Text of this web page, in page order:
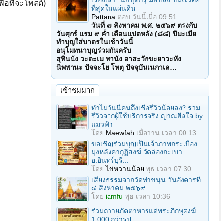
อที่จะโพสต์)
ที่สุดในแผ่นดิน
Pattana ตอบ วันนี้เมื่อ 09:51
วันที่ ๗ สิงหาคม พ.ศ. ๒๕๖๙ ตรงกับ
วันศุกร์ แรม ๙ ค่ำ เดือนแปดหลัง (๘๘) ปีมะเมีย
ทำบุญใส่บาตรในเช้าวันนี้
อนุโมทนาบุญร่วมกันครับ
สุทินนัง วะตะเม ทานัง อาสะวักขะยาวะหัง
นิพพานะ ปัจจะโย โหตุ ปัจจุบันเนกาเล…
เข้าชมมาก
ทำไมวันนี้คนถึงเชื่อรีวิวน้อยลง? รวม
รีวิวจากผู้ใช้บริการจริง ญาณฮีลใจ by
แมวฟ้า
โดย Maewfah เมื่อวาน เวลา 00:13
ขอเชิญร่วมบุญเป็นเจ้าภาพกระเบื้อง
มุงหลังคากุฏิสงฆ์ วัดล่องกะเบา
อ.อินทร์บุรี...
โดยไข่หวานน้อย พุธ เวลา 07:30
เสียงธรรมจากวัดท่าขนุน วันอังคารที่
๔ สิงหาคม ๒๕๖๙
โดย iamfu พุธ เวลา 10:36
ร่วมถวายภัตตาหารแด่พระภิกษุสงฆ์
1,000 กว่ารูป...